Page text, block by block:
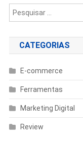
CATEGORIAS
E-commerce
Ferramentas
Marketing Digital
Review